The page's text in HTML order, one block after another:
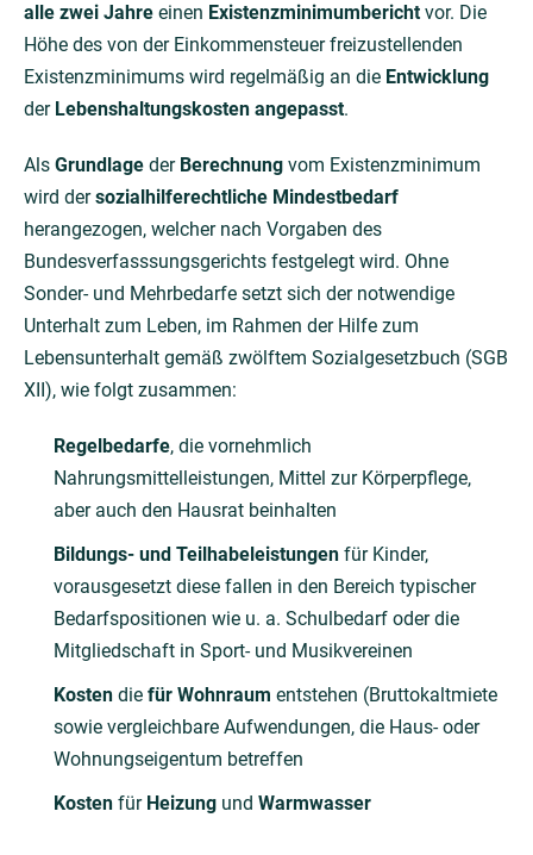
alle zwei Jahre einen Existenzminimumberichtvor. Die
Höhe des von der Einkommensteuer freizustellenden
Existenzminimums wird regelmäßig an die Entwicklung
der Lebenshaltungskosten angepasst.
Als Grundlage der Berechnung vom Existenzminimum
wird dersozialhilferechtliche Mindestbedarf
herangezogen, welcher nach Vorgaben des
Bundesverfasssungsgerichts festgelegt wird. Ohne
Sonder- und Mehrbedarfe setzt sich der notwendige
Unterhalt zum Leben, im Rahmen der Hilfe zum
Lebensunterhalt gemäß zwölftem Sozialgesetzbuch (SGB
XII), wie folgt zusammen:
Regelbedarfe, die vornehmlich
Nahrungsmittelleistungen, Mittel zur Körperpflege,
aber auch den Hausrat beinhalten
Bildungs- und Teilhabeleistungen für Kinder,
vorausgesetzt diese fallen in den Bereich typischer
Bedarfspositionen wie u. a. Schulbedarf oder die
Mitgliedschaft in Sport- und Musikvereinen
Kosten die für Wohnraum entstehen (Bruttokaltmiete
sowie vergleichbare Aufwendungen, die Haus- oder
Wohnungseigentum betreffen
Kosten für Heizung und Warmwasser